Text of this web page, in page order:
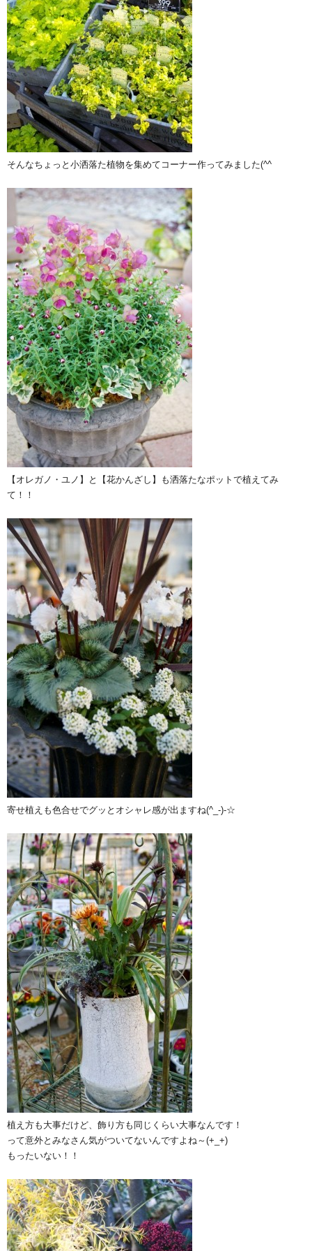
そんなちょっと小洒落た植物を集めてコーナー作ってみました(^^ゞ
【オレガノ・ユノ】と【花かんざし】も洒落たなポットで植えてみ
て！！
寄せ植えも色合せでグッとオシャレ感が出ますね(^_-)-☆
植え方も大事だけど、飾り方も同じくらい大事なんです！
って意外とみなさん気がついてないんですよね～(+_+)
もったいない！！